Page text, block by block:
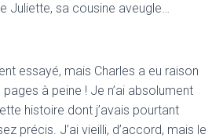
Juliette, sa cousine aveugle…
essayé, mais Charles a eu raison
à peine ! Je n’ai absolument
histoire dont j’avais pourtant
précis. J’ai vieilli, d’accord, mais le